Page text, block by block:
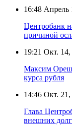
16:48 Апрель
Центробанк
причиной
19:21 Окт. 14,
Максим
курса рубля
14:46 Окт. 21,
Глава
внешних